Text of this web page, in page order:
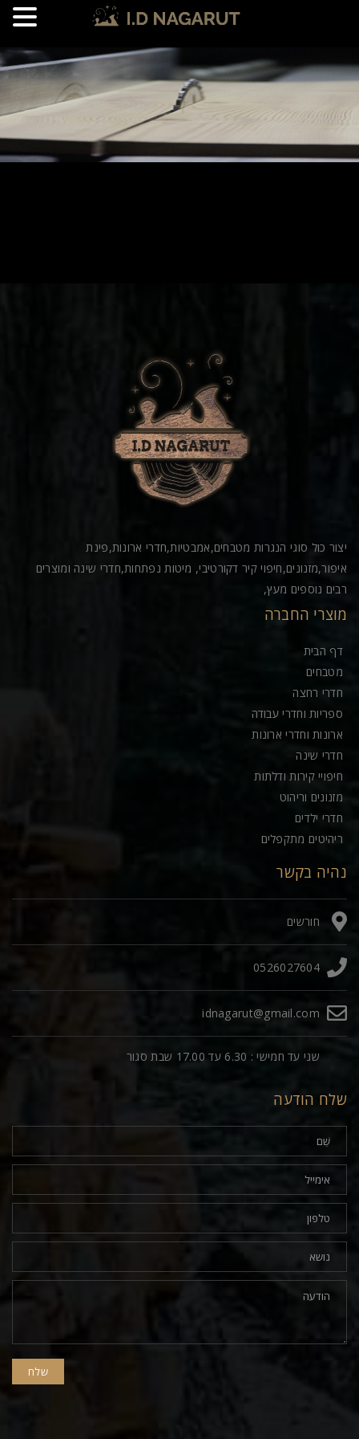
יצור כול סוגי הנגרות מטבחים,אמבטיות,חדרי ארונות,פינת
איפור,מזנונים,חיפוי קיר דקורטיבי, מיטות נפתחות,חדרי שינה ומוצרים
רבים נוספים מעץ,
מוצרי החברה
דף הבית
מטבחים
חדרי רחצה
ספריות וחדרי עבודה
ארונות וחדרי ארונות
חדרי שינה
חיפויי קירות ודלתות
מזנונים וריהוט
חדרי ילדים
ריהיטים מתקפלים
נהיה בקשר
חורשים
0526027604
idnagarut@gmail.com
שני עד חמישי : 6.30 עד 17.00 שבת סגור
שלח הודעה